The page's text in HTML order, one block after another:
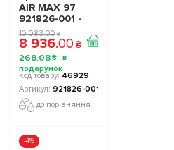
AIR MAX 97
921826-001 -
Офіційна
Продукція
10 083.00 ₴
8 936.00 ₴
268.08 ₴
46929
921826-001
до порівняння
-4%